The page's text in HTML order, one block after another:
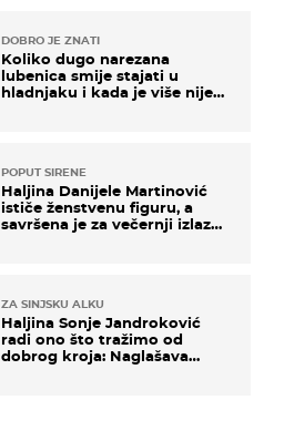
DOBRO JE ZNATI
Koliko dugo narezana
lubenica smije stajati u
hladnjaku i kada je više nije
POPUT SIRENE
Haljina Danijele Martinović
ističe ženstvenu figuru, a
savršena je za večernji izlazak
ZA SINJSKU ALKU
Haljina Sonje Jandroković
radi ono što tražimo od
dobrog kroja: Naglašava